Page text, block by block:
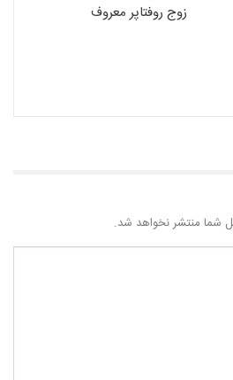
زوج روفتاپر معروف
شما منتشر نخواهد شد.